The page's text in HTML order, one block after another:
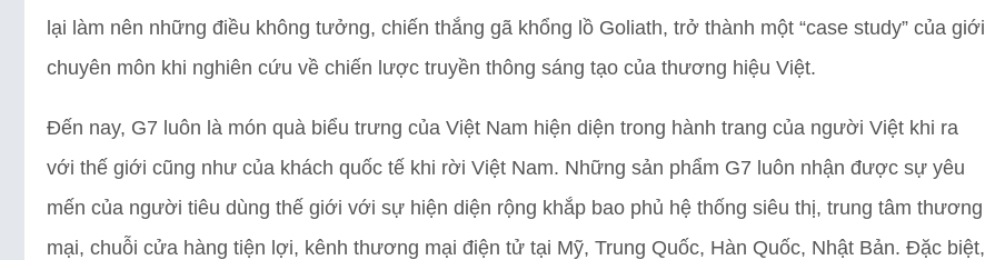
lại làm nên những điều không tưởng, chiến thắng gã khổng lồ Goliath, trở thành một “case study” của giới
chuyên môn khi nghiên cứu về chiến lược truyền thông sáng tạo của thương hiệu Việt.
Đến nay, G7 luôn là món quà biểu trưng của Việt Nam hiện diện trong hành trang của người Việt khi ra
với thế giới cũng như của khách quốc tế khi rời Việt Nam. Những sản phẩm G7 luôn nhận được sự yêu
mến của người tiêu dùng thế giới với sự hiện diện rộng khắp bao phủ hệ thống siêu thị, trung tâm thương
mại, chuỗi cửa hàng tiện lợi, kênh thương mại điện tử tại Mỹ, Trung Quốc, Hàn Quốc, Nhật Bản. Đặc biệt,